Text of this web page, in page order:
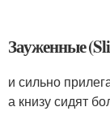
Зауженные
и сильно
а книзу сидят